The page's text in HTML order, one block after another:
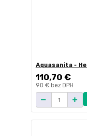
Aquasanita -
110,70 €
90 € bez DPH